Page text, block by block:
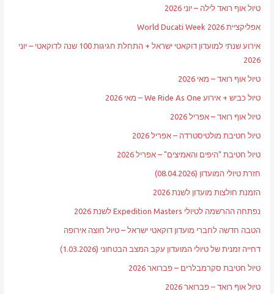
טיול אוף רואד לילה – יוני 2026
אפליקציית World Ducati Week 2026
אירוע שנתי למועדון דוקאטי ישראל + התחלת חגיגות 100 שנה לדוקאטי – יוני
2026
טיול אוף רואד – מאי 2026
טיול כביש + אירוע We Ride As One – מאי 2026
טיול אוף רואד – אפריל 2026
טיול חטיבת מולטיסטרדה – אפריל 2026
טיול חטיבת "היפים והאמיצים" – אפריל 2026
חזרת טיולי המועדון (08.04.2026)
הזמנת חולצות מועדון לשנת 2026
נפתחה ההרשמה לטיולי Expedition Masters לשנת 2026
הטבה חדשה לחברי מועדון דוקאטי ישראל – טיול חוצה אירופה
דחייה זמנית של טיולי המועדון עקב המצב הבטחוני (1.03.2026)
טיול חטיבת סקרמבלרים – פברואר 2026
טיול אוף רואד – פברואר 2026